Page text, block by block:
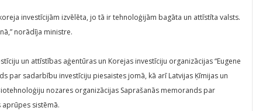
investīcijām izvēlēta, jo tā ir tehnoloģijām bagāta un attīstīta valsts.
norādīja ministre.
un attīstības aģentūras un Korejas investīciju organizācijas “Eugene
par sadarbību investīciju piesaistes jomā, kā arī Latvijas Ķīmijas un
nozares organizācijas Saprašanās memorands par
sistēmā.